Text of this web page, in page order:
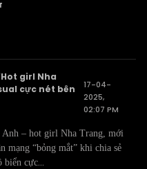
girl Nha
cực nét bên
17-04-
2025,
02:07 PM
– hot girl Nha Trang, mới
mạng “bỏng mắt” khi chia sẻ
biển cực...